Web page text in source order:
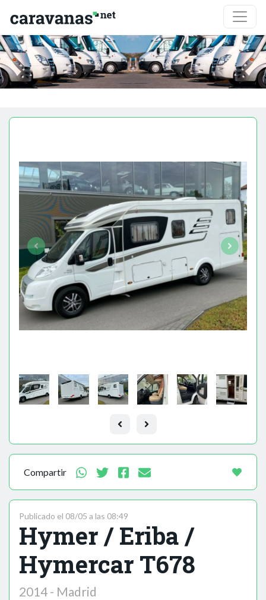
Compartir
Publicado el 08/05 a las 08:49
Hymer / Eriba /
Hymercar T678
2014 - Madrid